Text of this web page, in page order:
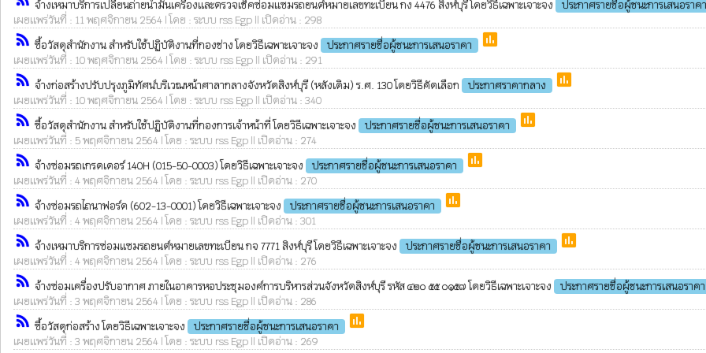
จ้างเหมาบริการเปลี่ยนถ่ายน้ำมันเครื่องและตรวจเช็คซ่อมแซมรถยนต์หมายเลขทะเบียน กง 4476 สิงห์บุรี โดยวิธีเฉพาะเจาะจง ประกาศรายชื่อผู้ชนะการเสนอราคา
เผยแพร่วันที่ : 11 พฤศจิกายน 2564 | โดย : ระบบ rss Egp || เปิดอ่าน : 298
rss_feed ซื้อวัสดุสำนักงาน สำหรับใช้ปฏิบัติงานที่กองช่าง โดยวิธีเฉพาะเจาะจง ประกาศรายชื่อผู้ชนะการเสนอราคา poll
เผยแพร่วันที่ : 10 พฤศจิกายน 2564 | โดย : ระบบ rss Egp || เปิดอ่าน : 291
rss_feed จ้างก่อสร้างปรับปรุงภูมิทัศน์บริเวณหน้าศาลากลางจังหวัดสิงห์บุรี (หลังเดิม) ร.ศ. 130 โดยวิธีคัดเลือก ประกาศราคากลาง poll
เผยแพร่วันที่ : 10 พฤศจิกายน 2564 | โดย : ระบบ rss Egp || เปิดอ่าน : 340
rss_feed ซื้อวัสดุสำนักงาน สำหรับใช้ปฏิบัติงานที่กองการเจ้าหน้าที่ โดยวิธีเฉพาะเจาะจง ประกาศรายชื่อผู้ชนะการเสนอราคา poll
เผยแพร่วันที่ : 5 พฤศจิกายน 2564 | โดย : ระบบ rss Egp || เปิดอ่าน : 274
rss_feed จ้างซ่อมรถเกรดเดอร์ 140H (015-50-0003) โดยวิธีเฉพาะเจาะจง ประกาศรายชื่อผู้ชนะการเสนอราคา poll
เผยแพร่วันที่ : 4 พฤศจิกายน 2564 | โดย : ระบบ rss Egp || เปิดอ่าน : 270
rss_feed จ้างซ่อมรถไถนาฟอร์ด (602-13-0001) โดยวิธีเฉพาะเจาะจง ประกาศรายชื่อผู้ชนะการเสนอราคา poll
เผยแพร่วันที่ : 4 พฤศจิกายน 2564 | โดย : ระบบ rss Egp || เปิดอ่าน : 301
rss_feed จ้างเหมาบริการซ่อมแซมรถยนต์หมายเลขทะเบียน กจ 7771 สิงห์บุรี โดยวิธีเฉพาะเจาะจง ประกาศรายชื่อผู้ชนะการเสนอราคา poll
เผยแพร่วันที่ : 4 พฤศจิกายน 2564 | โดย : ระบบ rss Egp || เปิดอ่าน : 276
rss_feed จ้างซ่อมเครื่องปรับอากาศ ภายในอาคารหอประชุมองค์การบริหารส่วนจังหวัดสิงห์บุรี รหัส ๔๒๐ ๕๕ ๐๑๕๗ โดยวิธีเฉพาะเจาะจง ประกาศรายชื่อผู้ชนะการเสนอราคา
เผยแพร่วันที่ : 3 พฤศจิกายน 2564 | โดย : ระบบ rss Egp || เปิดอ่าน : 286
rss_feed ซื้อวัสดุก่อสร้าง โดยวิธีเฉพาะเจาะจง ประกาศรายชื่อผู้ชนะการเสนอราคา poll
เผยแพร่วันที่ : 3 พฤศจิกายน 2564 | โดย : ระบบ rss Egp || เปิดอ่าน : 269